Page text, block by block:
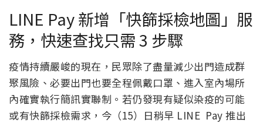
LINE Pay 新增「快篩採檢地圖」服
務，快速查找只需 3 步驟
疫情持續嚴峻的現在，民眾除了盡量減少出門造成群
聚風險、必要出門也要全程佩戴口罩、進入室內場所
內確實執行簡訊實聯制。若仍發現有疑似染疫的可能
或有快篩採檢需求，今（15）日稍早 LINE Pay 推出